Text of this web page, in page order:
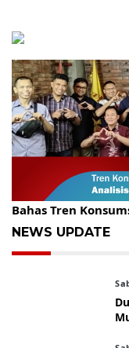
Gelar Kopdar,
Bahas Tren
NEWS UPDATE